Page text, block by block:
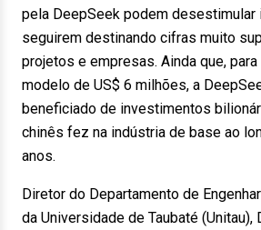
pela DeepSeek podem
seguirem destinando cifras muito
projetos e empresas. Ainda que, para
modelo de US$ 6 milhões, a
beneficiado de investimentos
chinês fez na indústria de base ao
anos.
Diretor do Departamento de
da Universidade de Taubaté (Unitau),